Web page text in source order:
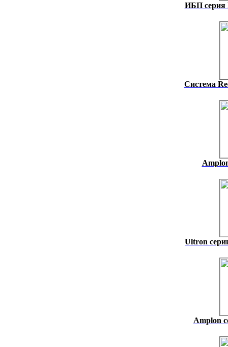
ИБП серия
Система
Ultron
Amplon